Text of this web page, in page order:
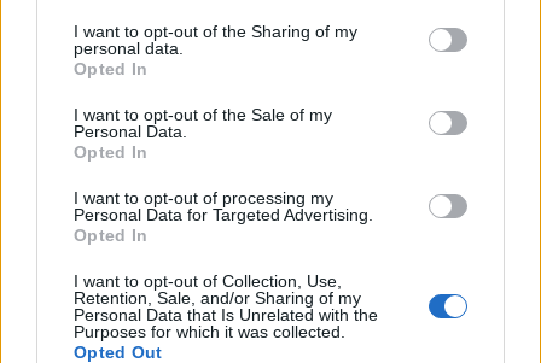
I want to opt-out of the Sharing of my
personal data.
Opted In
I want to opt-out of the Sale of my
Personal Data.
Opted In
I want to opt-out of processing my
Personal Data for Targeted Advertising.
Opted In
I want to opt-out of Collection, Use,
Retention, Sale, and/or Sharing of my
Personal Data that Is Unrelated with the
Purposes for which it was collected.
Opted Out